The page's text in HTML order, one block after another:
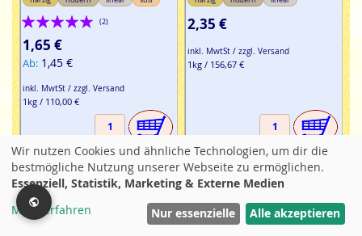
Bewertung:
100%
(2)
1,65 €
Ab 1,45 €
inkl. MwtSt / zzgl. Versand
1kg / 110,00 €
2,35 €
inkl. MwtSt / zzgl. Versand
1kg / 156,67 €
Filter
Wir nutzen Cookies und ähnliche Technologien, um dir die
bestmögliche Nutzung unserer Webseite zu ermöglichen.
Essenziell, Statistik, Marketing & Externe Medien
Mehr erfahren
Nur essenzielle Alle akzeptieren